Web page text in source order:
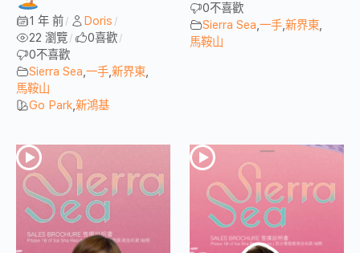
1 年 前 / Doris /
22 瀏覽 / 0喜歡 /
0不喜歡
Sierra Sea 一手 新界東
馬鞍山
Go Park 新鴻基
0不喜歡
Sierra Sea 一手 新界東
馬鞍山